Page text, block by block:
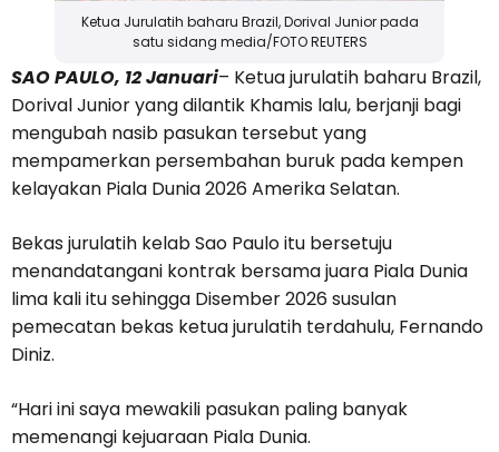
Ketua Jurulatih baharu Brazil, Dorival Junior pada
satu sidang media/FOTO REUTERS
SAO PAULO, 12 Januari– Ketua jurulatih baharu Brazil,
Dorival Junior yang dilantik Khamis lalu, berjanji bagi
mengubah nasib pasukan tersebut yang
mempamerkan persembahan buruk pada kempen
kelayakan Piala Dunia 2026 Amerika Selatan.
Bekas jurulatih kelab Sao Paulo itu bersetuju
menandatangani kontrak bersama juara Piala Dunia
lima kali itu sehingga Disember 2026 susulan
pemecatan bekas ketua jurulatih terdahulu, Fernando
Diniz.
“Hari ini saya mewakili pasukan paling banyak
memenangi kejuaraan Piala Dunia.